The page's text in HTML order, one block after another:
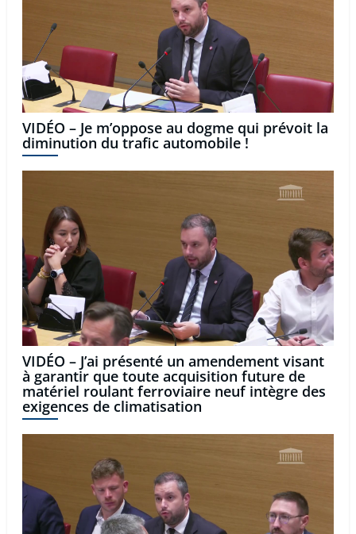
VIDÉO – Je m’oppose au dogme qui prévoit la
diminution du trafic automobile !
VIDÉO – J’ai présenté un amendement visant
à garantir que toute acquisition future de
matériel roulant ferroviaire neuf intègre des
exigences de climatisation